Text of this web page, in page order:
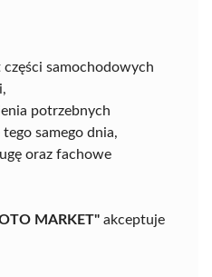
samochodowych
potrzebnych
samego dnia,
oraz fachowe
MARKET" akceptuje